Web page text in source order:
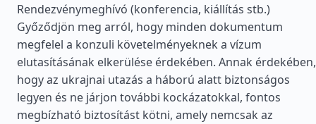
Rendezvénymeghívó (konferencia, kiállítás stb.)
Győződjön meg arról, hogy minden dokumentum
megfelel a konzuli követelményeknek a vízum
elutasításának elkerülése érdekében. Annak érdekében,
hogy az ukrajnai utazás a háború alatt biztonságos
legyen és ne járjon további kockázatokkal, fontos
megbízható biztosítást kötni, amely nemcsak az